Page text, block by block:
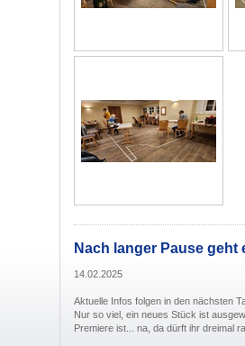
Nach langer Pause geht
14.02.2025
Aktuelle Infos folgen in den nächsten
Nur so viel, ein neues Stück ist
Premiere ist... na, da dürft ihr dreimal